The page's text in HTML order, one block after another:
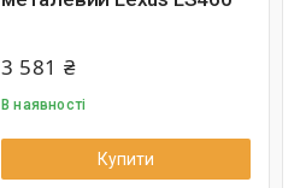
3 581 ₴
В наявності
Купити